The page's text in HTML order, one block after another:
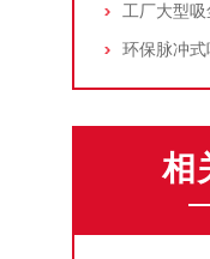
工厂大型吸
环保脉冲
相